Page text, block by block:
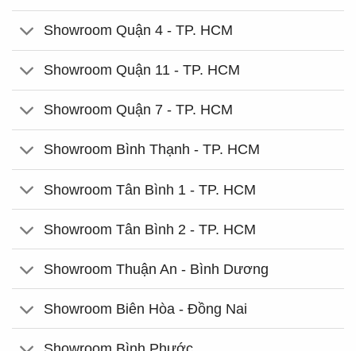
Showroom Quận 4 - TP. HCM
Showroom Quận 11 - TP. HCM
Showroom Quận 7 - TP. HCM
Showroom Bình Thạnh - TP. HCM
Showroom Tân Bình 1 - TP. HCM
Showroom Tân Bình 2 - TP. HCM
Showroom Thuận An - Bình Dương
Showroom Biên Hòa - Đồng Nai